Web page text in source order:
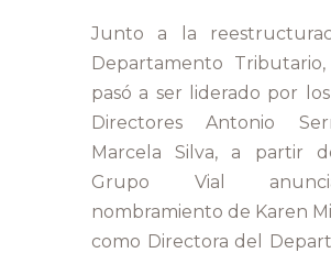
Junto a la
Departamento
pasó a ser liderado por
Directores Antonio
Marcela Silva, a partir
Grupo Vial
nombramiento de Karen
como Directora del